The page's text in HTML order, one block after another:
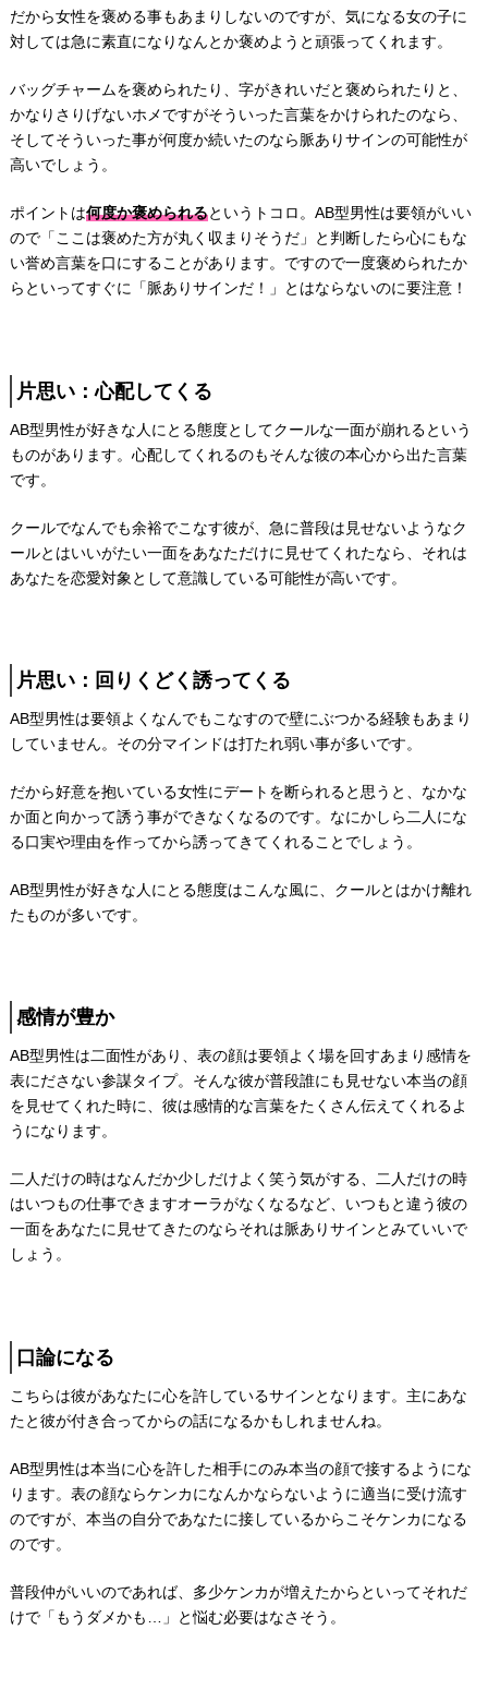
だから女性を褒める事もあまりしないのですが、気になる女の子に
対しては急に素直になりなんとか褒めようと頑張ってくれます。
バッグチャームを褒められたり、字がきれいだと褒められたりと、
かなりさりげないホメですがそういった言葉をかけられたのなら、
そしてそういった事が何度か続いたのなら脈ありサインの可能性が
高いでしょう。
ポイントは何度か褒められるというトコロ。AB型男性は要領がいい
ので「ここは褒めた方が丸く収まりそうだ」と判断したら心にもな
い誉め言葉を口にすることがあります。ですので一度褒められたか
らといってすぐに「脈ありサインだ！」とはならないのに要注意！
片思い：心配してくる
AB型男性が好きな人にとる態度としてクールな一面が崩れるという
ものがあります。心配してくれるのもそんな彼の本心から出た言葉
です。
クールでなんでも余裕でこなす彼が、急に普段は見せないようなク
ールとはいいがたい一面をあなただけに見せてくれたなら、それは
あなたを恋愛対象として意識している可能性が高いです。
片思い：回りくどく誘ってくる
AB型男性は要領よくなんでもこなすので壁にぶつかる経験もあまり
していません。その分マインドは打たれ弱い事が多いです。
だから好意を抱いている女性にデートを断られると思うと、なかな
か面と向かって誘う事ができなくなるのです。なにかしら二人にな
る口実や理由を作ってから誘ってきてくれることでしょう。
AB型男性が好きな人にとる態度はこんな風に、クールとはかけ離れ
たものが多いです。
感情が豊か
AB型男性は二面性があり、表の顔は要領よく場を回すあまり感情を
表にださない参謀タイプ。そんな彼が普段誰にも見せない本当の顔
を見せてくれた時に、彼は感情的な言葉をたくさん伝えてくれるよ
うになります。
二人だけの時はなんだか少しだけよく笑う気がする、二人だけの時
はいつもの仕事できますオーラがなくなるなど、いつもと違う彼の
一面をあなたに見せてきたのならそれは脈ありサインとみていいで
しょう。
口論になる
こちらは彼があなたに心を許しているサインとなります。主にあな
たと彼が付き合ってからの話になるかもしれませんね。
AB型男性は本当に心を許した相手にのみ本当の顔で接するようにな
ります。表の顔ならケンカになんかならないように適当に受け流す
のですが、本当の自分であなたに接しているからこそケンカになる
のです。
普段仲がいいのであれば、多少ケンカが増えたからといってそれだ
けで「もうダメかも…」と悩む必要はなさそう。